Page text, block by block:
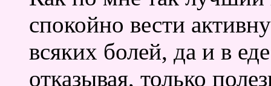
спокойно вести
всяких болей, да и в
отказывая, только